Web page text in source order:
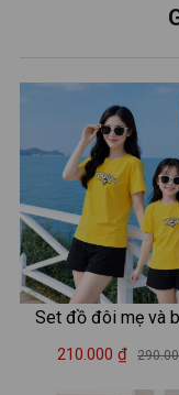
Set đồ đôi mẹ và
mèo kitty - Loza
210.000 ₫